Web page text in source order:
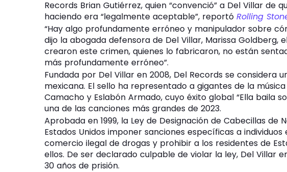
Records Brian Gutiérrez, quien “convenció” a Del Villar de
haciendo era “legalmente aceptable”, reportó Rolling
“Hay algo profundamente erróneo y manipulador sobre
dijo la abogada defensora de Del Villar, Marissa Goldberg,
crearon este crimen, quienes lo fabricaron, no están
más profundamente erróneo”.
Fundada por Del Villar en 2008, Del Records se considera
mexicana. El sello ha representado a gigantes de la
Camacho y Eslabón Armado, cuyo éxito global “Ella baila
una de las canciones más grandes de 2023.
Aprobada en 1999, la Ley de Designación de Cabecillas
Estados Unidos imponer sanciones específicas a
comercio ilegal de drogas y prohibir a los residentes de
ellos. De ser declarado culpable de violar la ley, Del Villar
30 años de prisión.